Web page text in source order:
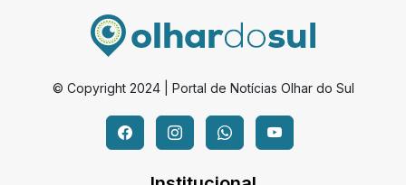
© Copyright 2024 | Portal de Notícias Olhar do Sul